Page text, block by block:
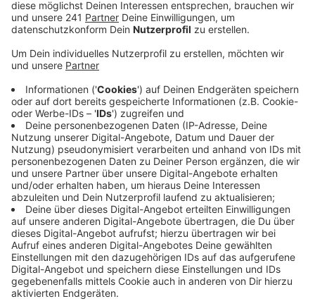
beiden bedrohte den 64-Jährigen Kiosk-
Mitarbeiter mit einer Waffe.
Veröffentlicht:Montag, 22.08.2022 18:13
Anzeige
Als dieser die Täter davon abhalten wollte, Bargeld in
Höhe von mehreren hundert Euro aus der Kasse zu
nehmen, lösten sich die drei Schüsse. Verletzt wurde
dadurch niemand, die Räuber flüchteten mit der Beute.
Die Kreispolizei bittet unter 02241 / 5413121 um
Hinweise zu den mutmaßlichen Täter.
Der erste Täter wird wie folgt beschrieben: ca. 25 - 28
Jahre alt, etwa 165 - 170 cm groß, kräftige Statur,
bekleidet mit schwarzer Sturmhaube und schwarzer